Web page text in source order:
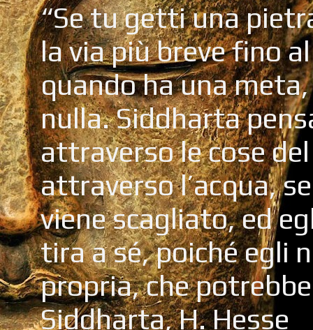
“Se tu getti una
la via più breve fino
quando ha una
nulla. Siddharta
attraverso le cose
attraverso l’acqua,
viene scagliato, ed
tira a sé, poiché egli
propria, che
Siddharta, H. Hesse